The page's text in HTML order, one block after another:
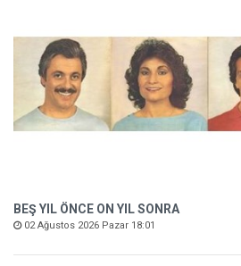
BEŞ YIL ÖNCE ON YIL SONRA
02 Ağustos 2026 Pazar 18:01